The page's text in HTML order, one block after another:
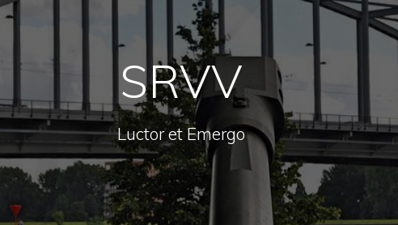
SRVV
Luctor et Emergo